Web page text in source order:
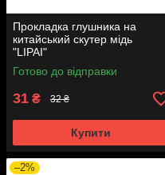
Прокладка глушника на
китайський скутер мідь
"LIPAI"
Готово до відправки
31 ₴ 32 ₴
Купити
–2%